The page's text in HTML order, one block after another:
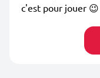
c'est pour jouer 😉